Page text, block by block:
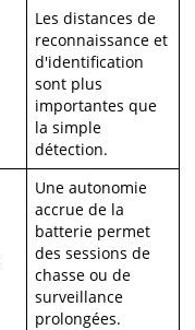
Les distances de
reconnaissance et
d'identification
sont plus
importantes que
la simple
détection.
Une autonomie
accrue de la
batterie permet
des sessions de
chasse ou de
surveillance
prolongées.